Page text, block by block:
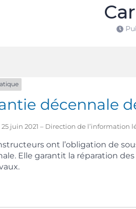
décennale
25 juin 2021 – Direction de
ont l’obligation de
Elle garantit la réparation